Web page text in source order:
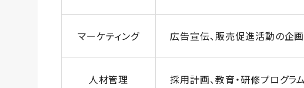
マーケティング 広告宣伝、販売促進活動の企画
人材管理 採用計画、教育・研修プログラ